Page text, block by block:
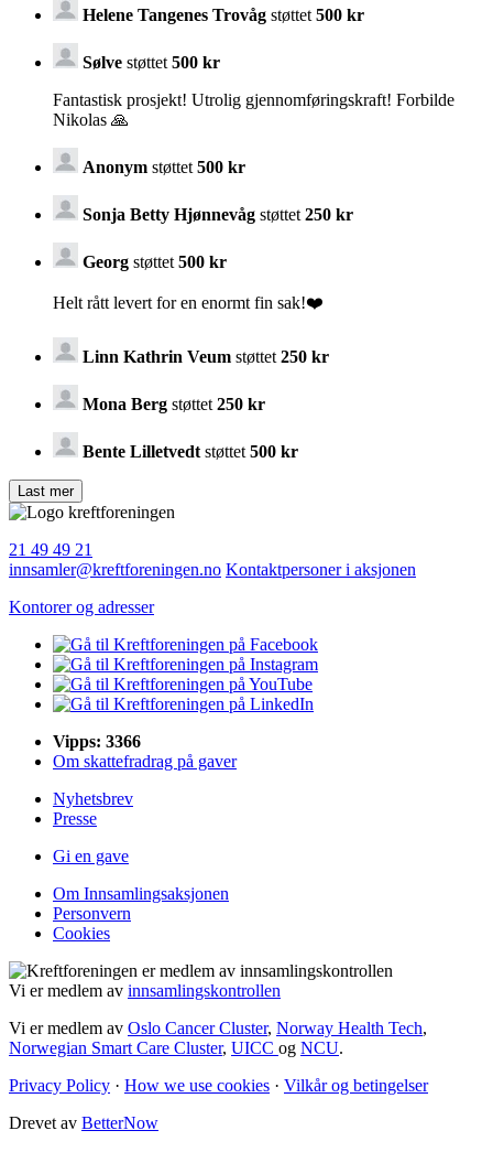
Helene Tangenes Trovåg støttet 500 kr
Sølve støttet 500 kr
Fantastisk prosjekt! Utrolig gjennomføringskraft! Forbilde
Nikolas 🙏
Anonym støttet 500 kr
Sonja Betty Hjønnevåg støttet 250 kr
Georg støttet 500 kr
Helt rått levert for en enormt fin sak!❤️
Linn Kathrin Veum støttet 250 kr
Mona Berg støttet 250 kr
Bente Lilletvedt støttet 500 kr
21 49 49 21
innsamler@kreftforeningen.no Kontaktpersoner i aksjonen
Kontorer og adresser
Vipps: 3366
Om skattefradrag på gaver
Nyhetsbrev
Presse
Gi en gave
Om Innsamlingsaksjonen
Personvern
Cookies
Vi er medlem av innsamlingskontrollen
Vi er medlem av Oslo Cancer Cluster, Norway Health Tech,
Norwegian Smart Care Cluster, UICC og NCU.
Privacy Policy · How we use cookies · Vilkår og betingelser
Drevet av BetterNow